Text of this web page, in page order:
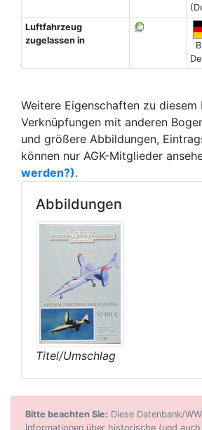
Luftfahrzeug
zugelassen in
Weitere Eigenschaften zu diesem
Verknüpfungen mit anderen
und größere Abbildungen,
können nur AGK-Mitglieder
werden?).
Abbildungen
Titel/Umschlag
Bitte beachten Sie: Diese Datenbank/
Informationen über historische (und